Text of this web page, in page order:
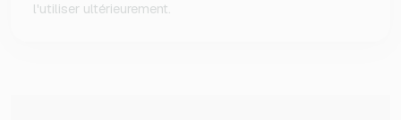
l'utiliser ultérieurement.